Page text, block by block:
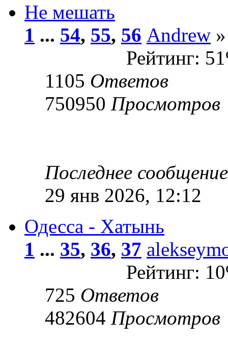
Не мешать
1 ... 54, 55, 56 Andrew
Рейтинг:
1105 Ответов
750950 Просмотров
Последнее
29 янв 2026, 12:12
Одесса - Хатынь
1 ... 35, 36, 37
Рейтинг:
725 Ответов
482604 Просмотров